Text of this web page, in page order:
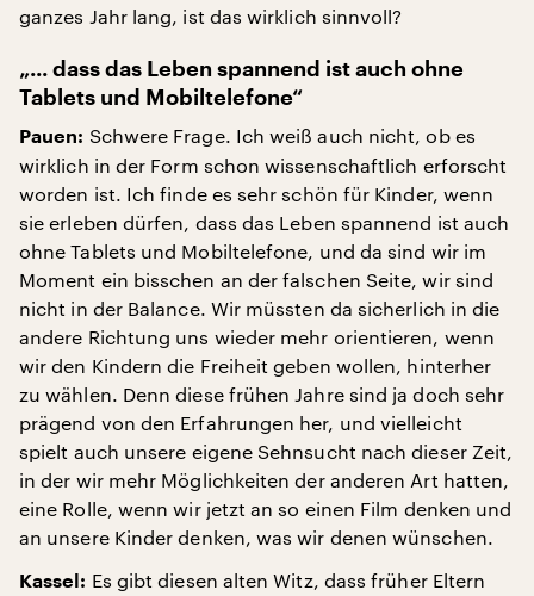
ganzes Jahr lang, ist das wirklich sinnvoll?
„... dass das Leben spannend ist auch ohne
Tablets und Mobiltelefone“
Pauen: Schwere Frage. Ich weiß auch nicht, ob es
wirklich in der Form schon wissenschaftlich erforscht
worden ist. Ich finde es sehr schön für Kinder, wenn
sie erleben dürfen, dass das Leben spannend ist auch
ohne Tablets und Mobiltelefone, und da sind wir im
Moment ein bisschen an der falschen Seite, wir sind
nicht in der Balance. Wir müssten da sicherlich in die
andere Richtung uns wieder mehr orientieren, wenn
wir den Kindern die Freiheit geben wollen, hinterher
zu wählen. Denn diese frühen Jahre sind ja doch sehr
prägend von den Erfahrungen her, und vielleicht
spielt auch unsere eigene Sehnsucht nach dieser Zeit,
in der wir mehr Möglichkeiten der anderen Art hatten,
eine Rolle, wenn wir jetzt an so einen Film denken und
an unsere Kinder denken, was wir denen wünschen.
Kassel: Es gibt diesen alten Witz, dass früher Eltern